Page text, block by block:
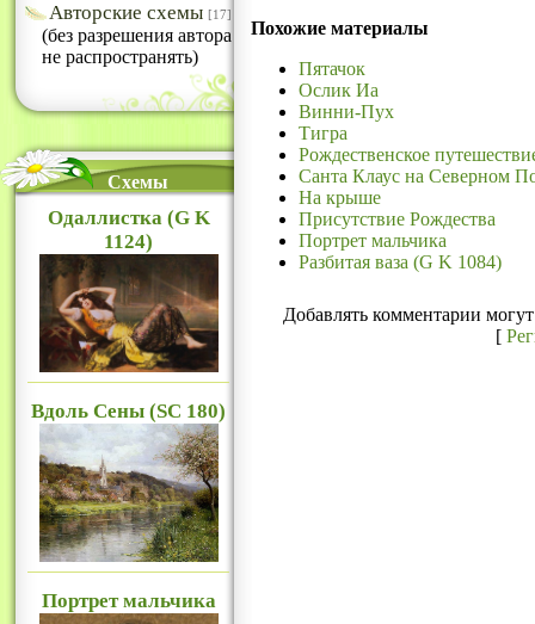
Авторские схемы [17]
(без разрешения автора
не распространять)
Схемы
Одаллистка (G K
1124)
Вдоль Сены (SC 180)
Портрет мальчика
Похожие материалы
Пятачок
Ослик Иа
Винни-Пух
Тигра
Рождественское
Санта Клаус на Северном
На крыше
Присутствие Рождества
Портрет мальчика
Разбитая ваза (G K 1084)
Добавлять комментарии
[